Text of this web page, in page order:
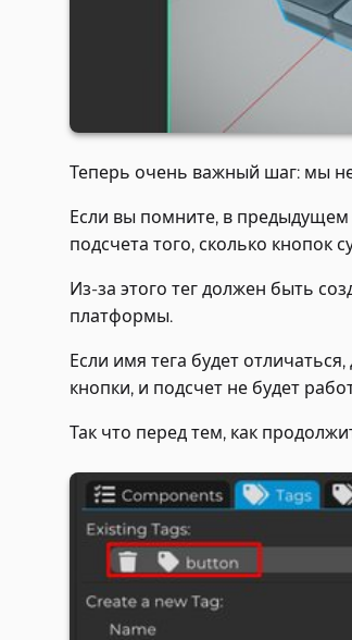
Теперь очень важный шаг: мы
Если вы помните, в предыдущем
подсчета того, сколько кнопок
Из-за этого тег должен быть
платформы.
Если имя тега будет
кнопки, и подсчет не будет
Так что перед тем, как